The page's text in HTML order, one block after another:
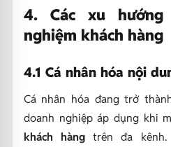
4. Các xu
nghiệm khách hàng
4.1 Cá nhân hóa nội
Cá nhân hóa đang trở
doanh nghiệp áp dụng khi
khách hàng trên đa kênh.